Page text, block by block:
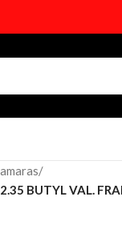
/
BUTYL VAL.